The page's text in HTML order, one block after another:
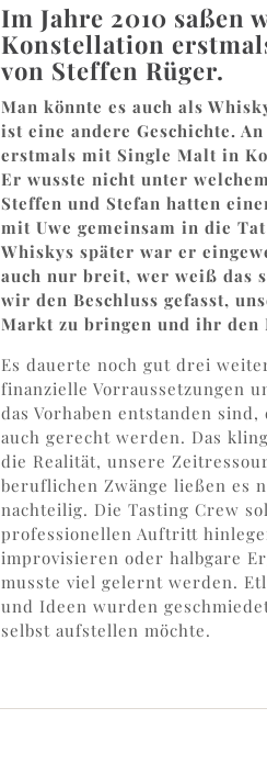
Im Jahre 2010 saßen
Konstellation
von Steffen Rüger.
Man könnte es auch als
ist eine andere Geschichte.
erstmals mit Single Malt in
Er wusste nicht unter
Steffen und Stefan hatten
mit Uwe gemeinsam in die
Whiskys später war er
auch nur breit, wer weiß das
wir den Beschluss gefasst,
Markt zu bringen und ihr den
Es dauerte noch gut drei
finanzielle Vorraussetzungen
das Vorhaben entstanden
auch gerecht werden. Das
die Realität, unsere
beruflichen Zwänge ließen es
nachteilig. Die Tasting Crew
professionellen Auftritt
improvisieren oder halbgare
musste viel gelernt werden.
und Ideen wurden
selbst aufstellen möchte.